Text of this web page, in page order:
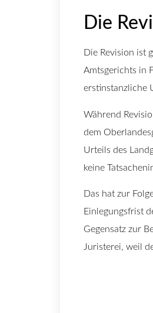
Die
Die Revision ist
Amtsgerichts in
erstinstanzliche
Während
dem
Urteils des
keine
Das hat zur
Einlegungsfrist
Gegensatz zur
Juristerei, weil